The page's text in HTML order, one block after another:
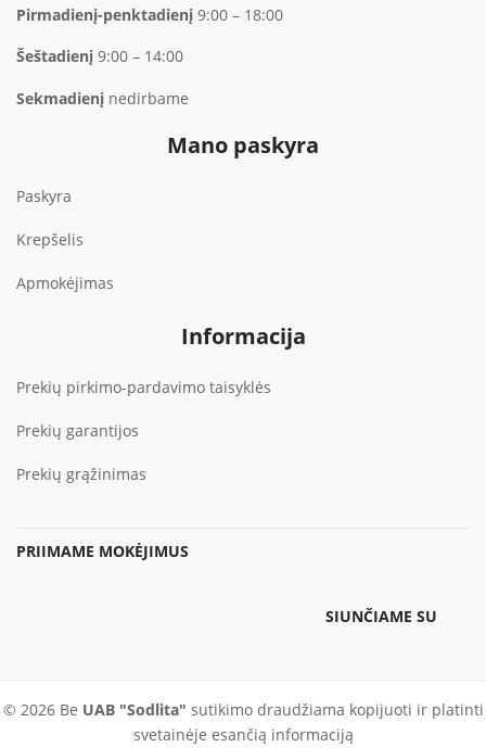
Pirmadienį-penktadienį 9:00 – 18:00
Šeštadienį 9:00 – 14:00
Sekmadienį nedirbame
Mano paskyra
Paskyra
Krepšelis
Apmokėjimas
Informacija
Prekių pirkimo-pardavimo taisyklės
Prekių garantijos
Prekių grąžinimas
PRIIMAME MOKĖJIMUS
SIUNČIAME SU
© 2026 Be UAB "Sodlita" sutikimo draudžiama kopijuoti ir platinti
svetainėje esančią informaciją